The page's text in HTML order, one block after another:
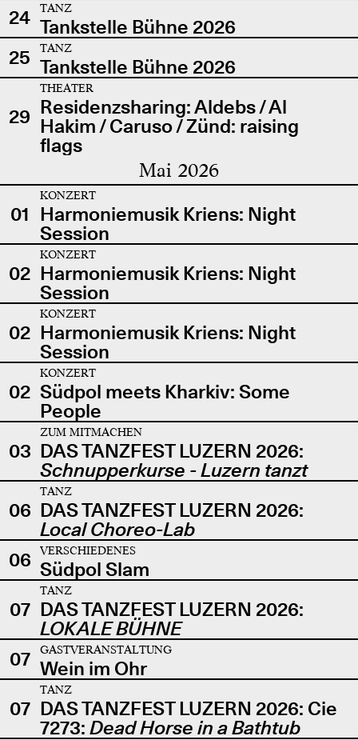
24
TANZ
Tankstelle Bühne 2026
25
TANZ
Tankstelle Bühne 2026
29
THEATER
Residenzsharing: Aldebs / Al
Hakim / Caruso / Zünd: raising
flags
Mai 2026
01
KONZERT
Harmoniemusik Kriens: Night
Session
02
KONZERT
Harmoniemusik Kriens: Night
Session
02
KONZERT
Harmoniemusik Kriens: Night
Session
02
KONZERT
Südpol meets Kharkiv: Some
People
03
ZUM MITMACHEN
DAS TANZFEST LUZERN 2026:
Schnupperkurse - Luzern tanzt
06
TANZ
DAS TANZFEST LUZERN 2026:
Local Choreo-Lab
06
VERSCHIEDENES
Südpol Slam
07
TANZ
DAS TANZFEST LUZERN 2026:
LOKALE BÜHNE
07
GASTVERANSTALTUNG
Wein im Ohr
07
TANZ
DAS TANZFEST LUZERN 2026: Cie
7273: Dead Horse in a Bathtub